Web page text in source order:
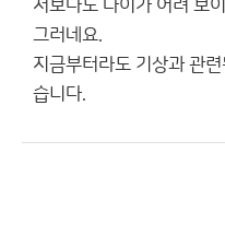
저보다도 나이가 어려 보
그러네요.
지금부터라도 기상과 관
습니다.